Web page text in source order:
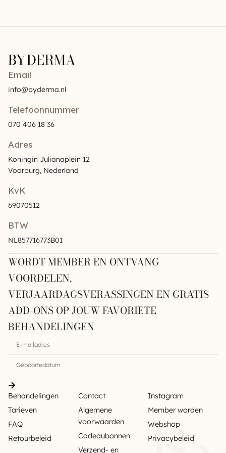
Email
info@byderma.nl
Telefoonnummer
070 406 18 36
Adres
Koningin Julianaplein 12
Voorburg, Nederland
KvK
69070512
BTW
NL857716773B01
WORDT MEMBER EN ONTVANG
VOORDELEN,
VERJAARDAGSVERASSINGEN EN GRATIS
ADD-ONS OP JOUW FAVORIETE
BEHANDELINGEN
Behandelingen
Tarieven
FAQ
Retourbeleid
Contact
Algemene
voorwaarden
Cadeaubonnen
Verzend- en
Instagram
Member worden
Webshop
Privacybeleid